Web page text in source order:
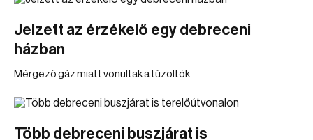
Jelzett az érzékelő egy debreceni
házban
Mérgező gáz miatt vonultak a tűzoltók.
Több debreceni buszjárat is